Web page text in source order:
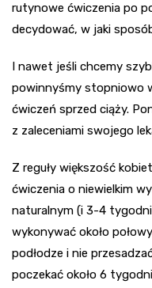
rutynowe ćwiczenia po
decydować, w jaki
I nawet jeśli chcemy
powinnyśmy stopniowo
ćwiczeń sprzed ciąży.
z zaleceniami swojego
Z reguły większość
ćwiczenia o niewielkim
naturalnym (i 3-4
wykonywać około
podłodze i nie
poczekać około 6